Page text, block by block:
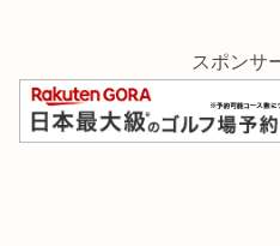
スポンサ